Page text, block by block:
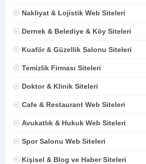
Nakliyat & Lojistik Web Siteleri
Dernek & Belediye & Köy Siteleri
Kuaför & Güzellik Salonu Siteleri
Temizlik Firması Siteleri
Doktor & Klinik Siteleri
Cafe & Restaurant Web Siteleri
Avukatlık & Hukuk Web Siteleri
Spor Salonu Web Siteleri
Kişisel & Blog ve Haber Siteleri